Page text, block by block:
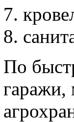
По
гаражи,